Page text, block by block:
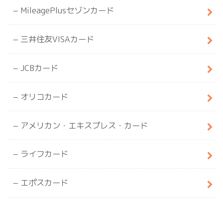
MileagePlusセゾンカード
三井住友VISAカード
JCBカード
オリコカード
アメリカン・エキスプレス・カード
ライフカード
エポスカード